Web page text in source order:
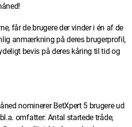
får de brugere der vinder i én af de
anmærkning på deres brugerprofil,
bevis på deres kåring til tid og
nominerer BetXpert 5 brugere ud
omfatter: Antal startede tråde,